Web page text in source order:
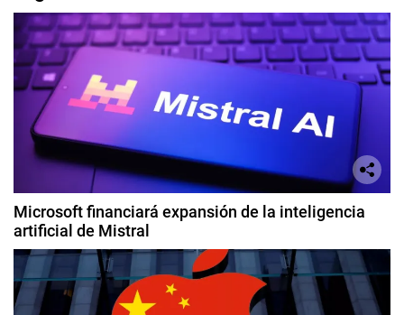
Microsoft financiará expansión de la inteligencia
artificial de Mistral